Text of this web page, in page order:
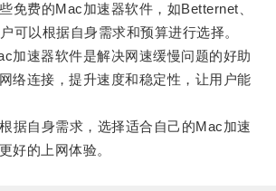
费的Mac加速器软件，如Betternet、
可以根据自身需求和预算进行选择。
速器软件是解决网速缓慢问题的好助
络连接，提升速度和稳定性，让用户能
自身需求，选择适合自己的Mac加速
好的上网体验。